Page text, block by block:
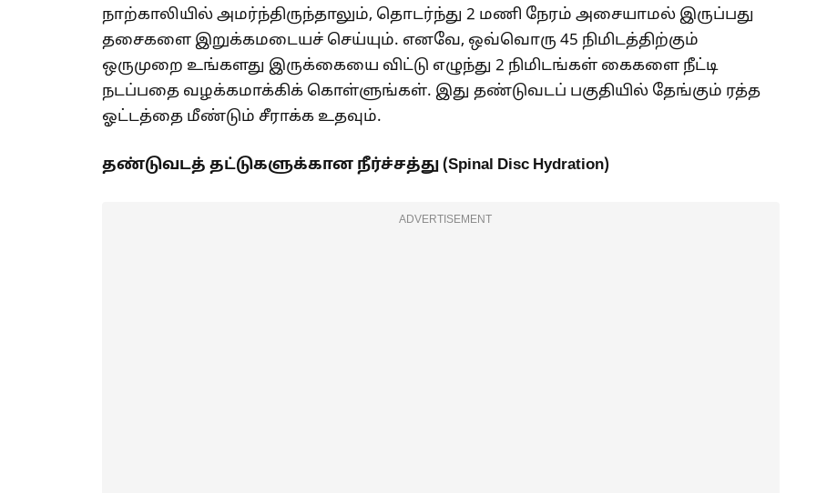
நாற்காலியில் அமர்ந்திருந்தாலும், தொடர்ந்து 2 மணி நேரம் அசையாமல் இருப்பது
தசைகளை இறுக்கமடையச் செய்யும். எனவே, ஒவ்வொரு 45 நிமிடத்திற்கும்
ஒருமுறை உங்களது இருக்கையை விட்டு எழுந்து 2 நிமிடங்கள் கைகளை நீட்டி
நடப்பதை வழக்கமாக்கிக் கொள்ளுங்கள். இது தண்டுவடப் பகுதியில் தேங்கும் ரத்த
ஓட்டத்தை மீண்டும் சீராக்க உதவும்.
தண்டுவடத் தட்டுகளுக்கான நீர்ச்சத்து (Spinal Disc Hydration)
ADVERTISEMENT